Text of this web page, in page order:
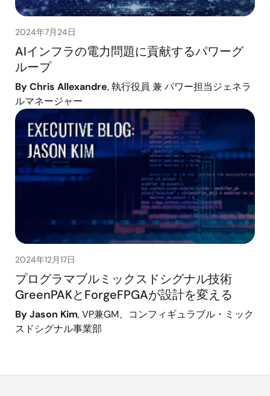
2024年7月24日
AIインフラの電力問題に貢献するパワーグ
ループ
By Chris Allexandre, 執行役員 兼 パワー担当ジェネラ
ルマネージャー
2024年12月17日
プログラマブルミックスドシグナル技術
GreenPAKとForgeFPGAが設計を変える
By Jason Kim, VP兼GM、コンフィギュラブル・ミック
スドシグナル事業部